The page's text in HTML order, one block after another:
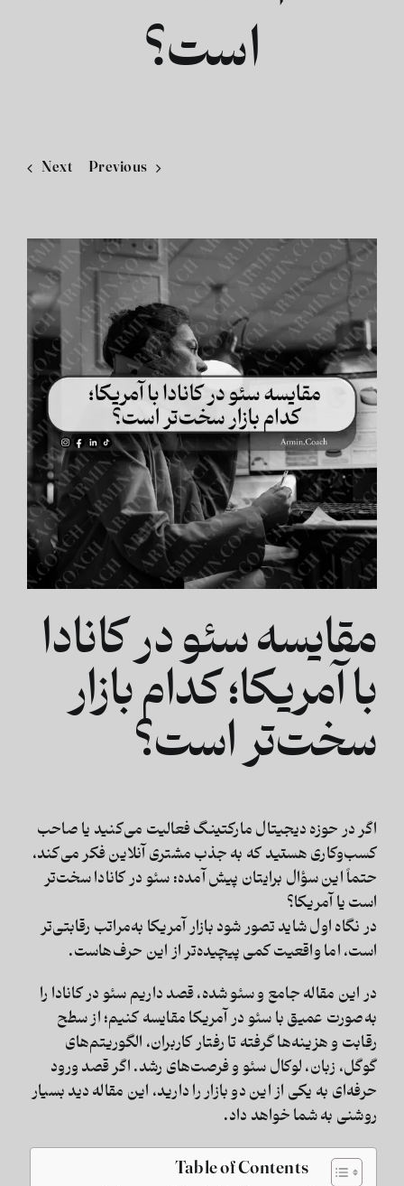
است؟
Previous
Next
View
Larger
Image
مقایسه سئو در کانادا
با آمریکا؛ کدام بازار
سخت‌تر است؟
اگر در حوزه دیجیتال مارکتینگ فعالیت می‌کنید یا صاحب
کسب‌وکاری هستید که به جذب مشتری آنلاین فکر می‌کند،
حتماً این سؤال برایتان پیش آمده:سئو در کانادا سخت‌تر
است یا آمریکا؟
در نگاه اول شاید تصور شود بازار آمریکا به‌مراتب رقابتی‌تر
است، اما واقعیت کمی پیچیده‌تر از این حرف‌هاست.
در این مقاله جامع و سئو شده، قصد داریمسئو در کانادا را
به‌صورت عمیق با سئو در آمریکا مقایسه کنیم؛ از سطح
رقابت و هزینه‌ها گرفته تا رفتار کاربران، الگوریتم‌های
گوگل، زبان، لوکال سئو و فرصت‌های رشد. اگر قصد ورود
حرفه‌ای به یکی از این دو بازار را دارید، این مقاله دید بسیار
روشنی به شما خواهد داد.
Table of Contents